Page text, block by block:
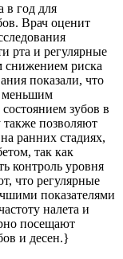
в год для
Врач оценит
рта и регулярные
снижением риска
показали, что
меньшим
зубов в
также позволяют
ранних стадиях,
так как
контроль уровня
что регулярные
показателями
налета и
посещают
и десен.}